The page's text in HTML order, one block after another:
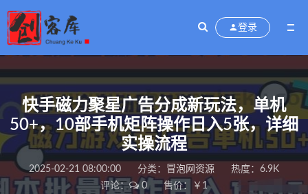
登录
快手磁力聚星广告分成新玩法，单机
50+，10部手机矩阵操作日入5张，详细
实操流程
2025-02-21 08:00:00 分类： 冒泡网资源
热度：6.9K
评论：
0 售价：￥1